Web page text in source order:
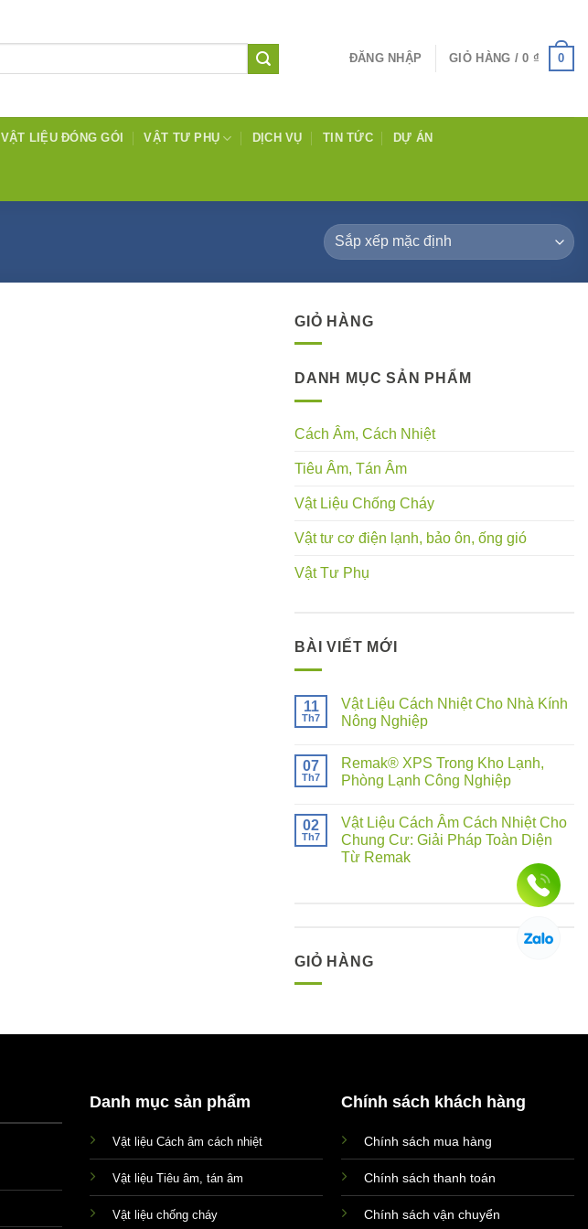
ĐĂNG NHẬP GIỎ HÀNG /0 ₫ 0
VẬT LIỆU ĐÓNG GÓI VẬT TƯ PHỤ DỊCH VỤ TIN TỨC DỰ ÁN
GIỎ HÀNG
DANH MỤC SẢN PHẨM
Cách Âm, Cách Nhiệt
Tiêu Âm, Tán Âm
Vật Liệu Chống Cháy
Vật tư cơ điện lạnh, bảo ôn, ống gió
Vật Tư Phụ
BÀI VIẾT MỚI
11
Th7
Vật Liệu Cách Nhiệt Cho Nhà Kính
Nông Nghiệp
07
Th7
Remak® XPS Trong Kho Lạnh,
Phòng Lạnh Công Nghiệp
02
Th7
Vật Liệu Cách Âm Cách Nhiệt Cho
Chung Cư: Giải Pháp Toàn Diện
Từ Remak
GIỎ HÀNG
Danh mục sản phẩm
Vật liệu Cách âm cách nhiệt
Vật liệu Tiêu âm, tán âm
Vật liệu chống cháy
Chính sách khách hàng
Chính sách mua hàng
Chính sách thanh toán
Chính sách vận chuyển
Xin chào! Em là chuyên